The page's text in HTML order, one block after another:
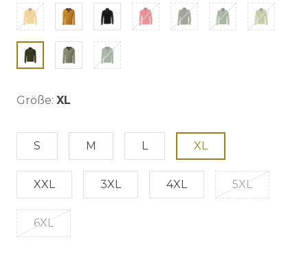
Größe: XL
S M L XL
XXL 3XL 4XL 5XL
6XL